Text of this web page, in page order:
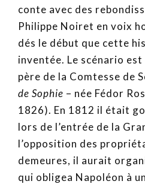
conte avec des
Philippe Noiret en voix
dés le début que cette
inventée. Le scénario
père de la Comtesse de
de Sophie – née Fédor
1826). En 1812 il était
lors de l’entrée de la
l’opposition des
demeures, il aurait
qui obligea Napoléon à